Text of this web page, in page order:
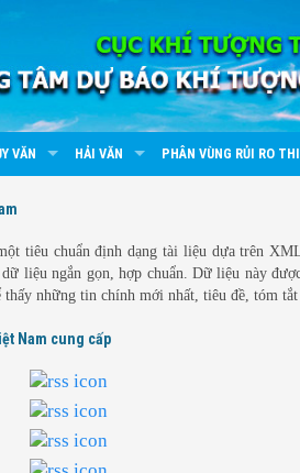
VĂN HẢI VĂN PHÂN VÙNG RỦI RO
tiêu chuẩn định dạng tài liệu dựa trên
liệu ngắn gọn, hợp chuẩn. Dữ liệu này
những tin chính mới nhất, tiêu đề, tóm
Nam cung cấp